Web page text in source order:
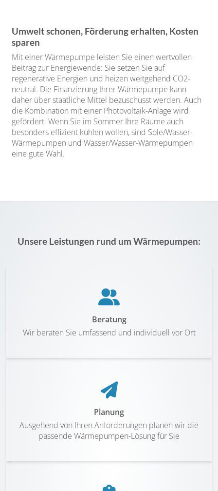
Umwelt schonen, Förderung erhalten, Kosten
sparen
Mit einer Wärmepumpe leisten Sie einen wertvollen
Beitrag zur Energiewende: Sie setzen Sie auf
regenerative Energien und heizen weitgehend CO2-
neutral. Die Finanzierung Ihrer Wärmepumpe kann
daher über staatliche Mittel bezuschusst werden. Auch
die Kombination mit einer Photovoltaik-Anlage wird
gefördert. Wenn Sie im Sommer Ihre Räume auch
besonders effizient kühlen wollen, sind Sole/Wasser-
Wärmepumpen und Wasser/Wasser-Wärmepumpen
eine gute Wahl.
Unsere Leistungen rund um Wärmepumpen:
Beratung
Wir beraten Sie umfassend und individuell vor Ort
Planung
Ausgehend von Ihren Anforderungen planen wir die
passende Wärmepumpen-Lösung für Sie